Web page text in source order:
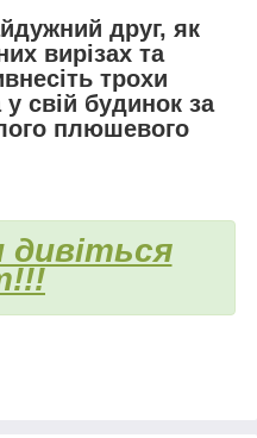
друг, як
вирізах та
трохи
свій будинок за
плюшевого
дивіться